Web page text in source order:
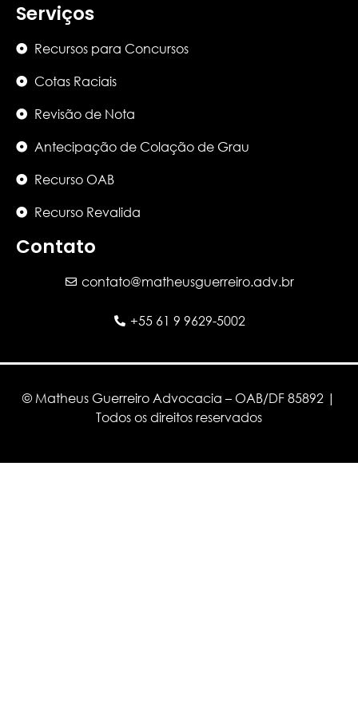
Serviços
Recursos para Concursos
Cotas Raciais
Revisão de Nota
Antecipação de Colação de Grau
Recurso OAB
Recurso Revalida
Contato
contato@matheusguerreiro.adv.br
+55 61 9 9629-5002
© Matheus Guerreiro Advocacia – OAB/DF 85892 |
Todos os direitos reservados